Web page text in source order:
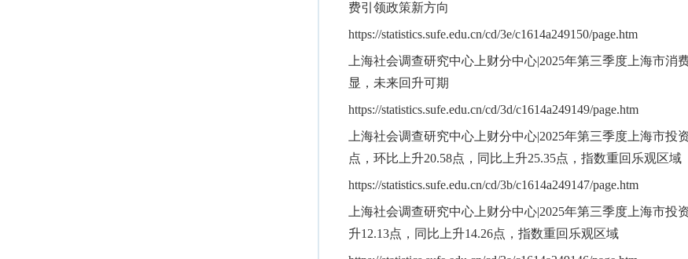
费引领政策新方向
https://statistics.sufe.edu.cn/cd/3e/c1614a249150/page.htm
上海社会调查研究中心上财分中心|2025年第三季度上海市消
显，未来回升可期
https://statistics.sufe.edu.cn/cd/3d/c1614a249149/page.htm
上海社会调查研究中心上财分中心|2025年第三季度上海市投
点，环比上升20.58点，同比上升25.35点，指数重回乐观区域
https://statistics.sufe.edu.cn/cd/3b/c1614a249147/page.htm
上海社会调查研究中心上财分中心|2025年第三季度上海市投
升12.13点，同比上升14.26点，指数重回乐观区域